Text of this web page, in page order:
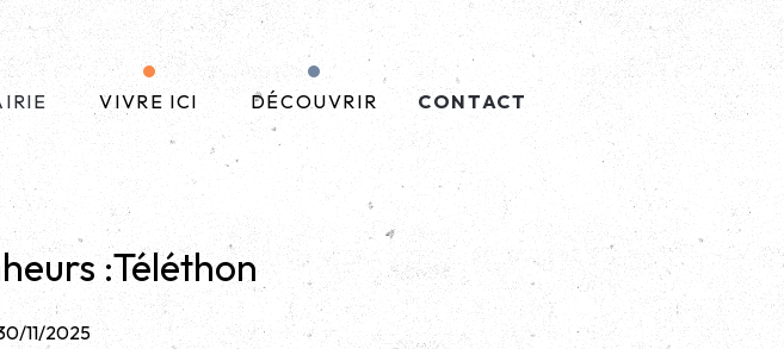
VIVRE ICI DÉCOUVRIR CONTACT
:Téléthon
11/2025